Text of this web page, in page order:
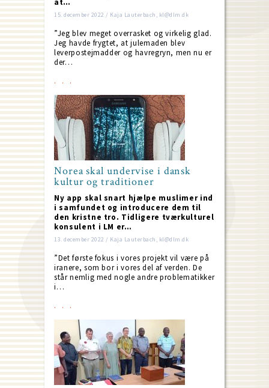
at…
15. december 2022 / Kaja Lauterbach, kl@dlm.dk
”Jeg blev meget overrasket og virkelig glad.
Jeg havde frygtet, at julemaden blev
leverpostejmadder og havregryn, men nu er
der…
Norea skal undervise i dansk
kultur og traditioner
Ny app skal snart hjælpe muslimer ind
i samfundet og introducere dem til
den kristne tro. Tidligere tværkulturel
konsulent i LM er…
13. december 2022 / Kaja Lauterbach, kl@dlm.dk
”Det første fokus i vores projekt vil være på
iranere, som bor i vores del af verden. De
står nemlig med nogle andre problematikker
i…